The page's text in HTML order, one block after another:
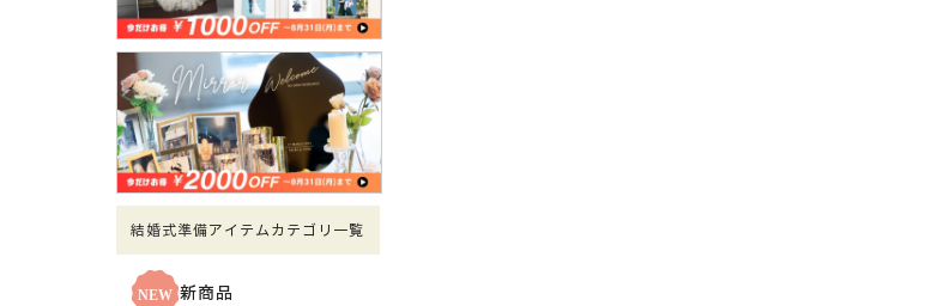
結婚式準備アイテムカテゴリ一覧
新商品